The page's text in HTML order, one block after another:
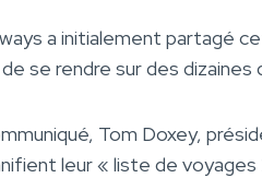
a initialement partagé
se rendre sur des dizaines
Tom Doxey,
leur « liste de